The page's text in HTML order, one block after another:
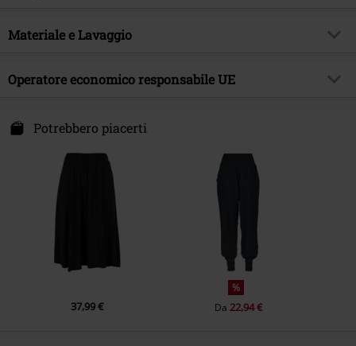
Brand
Data di pubblicazione
17/03/2022
Tipologia prodotto
Colore
nero
Materiale e Lavaggio
Materiale esterno
100% viscosa
Operatore economico responsabile UE
Dr.-Robert-Murjahn-Str. 7
service@urbanclassics.com
Potrebbero piacerti
37,99 €
%
Da 22,94 €